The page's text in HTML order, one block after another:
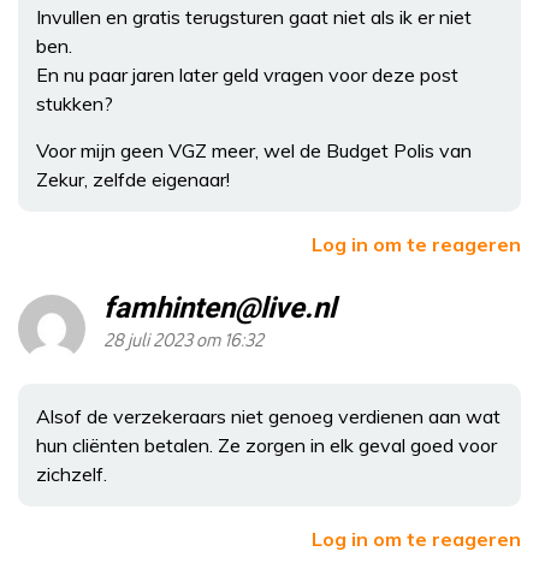
Invullen en gratis terugsturen gaat niet als ik er niet
ben.
En nu paar jaren later geld vragen voor deze post
stukken?
Voor mijn geen VGZ meer, wel de Budget Polis van
Zekur, zelfde eigenaar!
Log in om te reageren
famhinten@live.nl
28 juli 2023 om 16:32
Alsof de verzekeraars niet genoeg verdienen aan wat
hun cliënten betalen. Ze zorgen in elk geval goed voor
zichzelf.
Log in om te reageren